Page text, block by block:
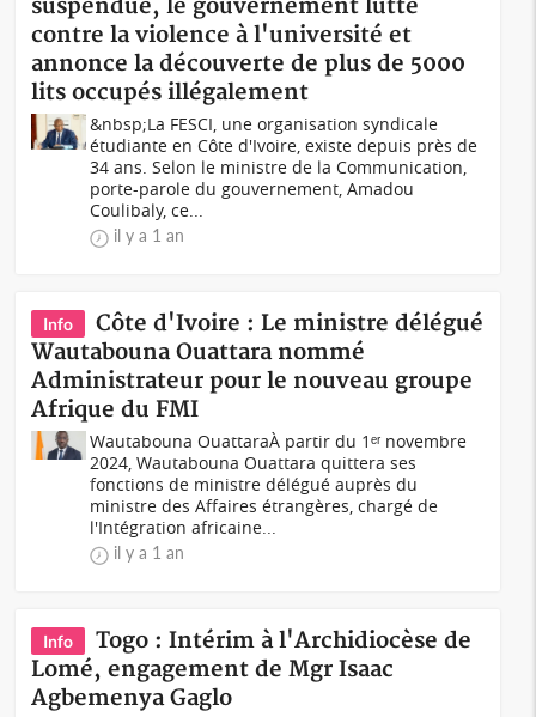
suspendue, le gouvernement lutte
contre la violence à l'université et
annonce la découverte de plus de 5000
lits occupés illégalement
&nbsp;La FESCI, une organisation syndicale
étudiante en Côte d'Ivoire, existe depuis près de
34 ans. Selon le ministre de la Communication,
porte-parole du gouvernement, Amadou
Coulibaly, ce...
il y a 1 an
Info
Côte d'Ivoire : Le ministre délégué
Wautabouna Ouattara nommé
Administrateur pour le nouveau groupe
Afrique du FMI
Wautabouna OuattaraÀ partir du 1ᵉʳ novembre
2024, Wautabouna Ouattara quittera ses
fonctions de ministre délégué auprès du
ministre des Affaires étrangères, chargé de
l'Intégration africaine...
il y a 1 an
Info
Togo : Intérim à l'Archidiocèse de
Lomé, engagement de Mgr Isaac
Agbemenya Gaglo